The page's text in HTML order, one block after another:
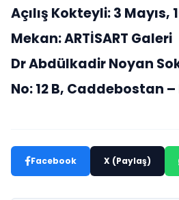
Açılış Kokteyli: 3 Mayıs,
Mekan: ARTİSART Galeri
Dr Abdülkadir Noyan
No: 12 B, Caddebostan
Facebook X (Paylaş)